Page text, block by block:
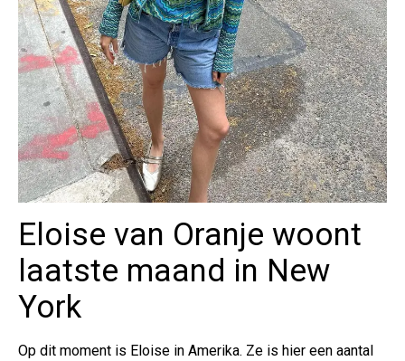
Eloise van Oranje woont
laatste maand in New
York
Op dit moment is Eloise in Amerika. Ze is hier een aantal